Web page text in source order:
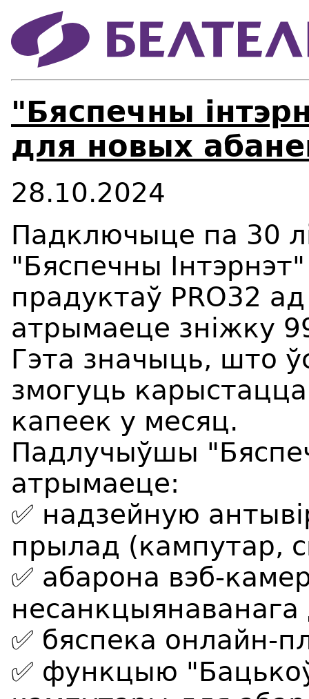
"Бяспечны
для новых
28.10.2024
Падключыце па 30
"Бяспечны
прадуктаў PRO32
атрымаеце зніжку
Гэта значыць, што
змогуць
капеек у месяц.
Падлучыўшы
атрымаеце:
✅ надзейную
прылад (кампутар,
✅ абарона вэб-
несанкцыянаванага
✅ бяспека онлайн-
✅ функцыю